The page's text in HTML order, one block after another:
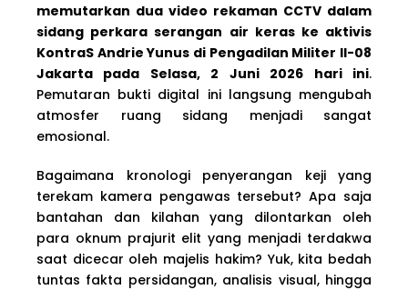
memutarkan dua video rekaman CCTV dalam
sidang perkara serangan air keras ke aktivis
KontraS Andrie Yunus di Pengadilan Militer II-08
Jakarta pada Selasa, 2 Juni 2026 hari ini.
Pemutaran bukti digital ini langsung mengubah
atmosfer ruang sidang menjadi sangat
emosional.
Bagaimana kronologi penyerangan keji yang
terekam kamera pengawas tersebut? Apa saja
bantahan dan kilahan yang dilontarkan oleh
para oknum prajurit elit yang menjadi terdakwa
saat dicecar oleh majelis hakim? Yuk, kita bedah
tuntas fakta persidangan, analisis visual, hingga